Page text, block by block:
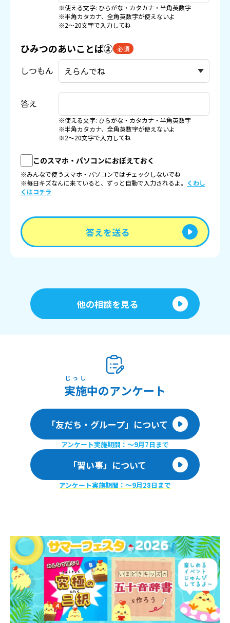
※使える文字: ひらがな・カタカナ・半角英数字
※半角カタカナ、全角英数字が使えないよ
※2〜20文字で入力してね
ひみつのあいことば② 必須
しつもん
答え
※使える文字: ひらがな・カタカナ・半角英数字
※半角カタカナ、全角英数字が使えないよ
※2〜20文字で入力してね
このスマホ・パソコンにおぼえておく
※みんなで使うスマホ・パソコンではチェックしないでね
※毎日キズなんに来ていると、ずっと自動で入力されるよ。 くわし
くはコチラ
答えを送る
他の相談を見る
実施
じっし
中のアンケート
「友だち・グループ」について
アンケート実施期間：〜9月7日まで
「習い事」について
アンケート実施期間：〜9月28日まで